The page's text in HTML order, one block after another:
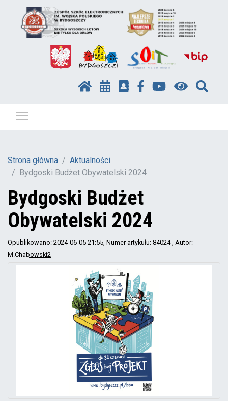
Strona główna
Aktualności
Bydgoski Budżet Obywatelski 2024
Bydgoski Budżet
Obywatelski 2024
Opublikowano: 2024-06-05 21:55, Numer artykułu: 84024, Autor:
M.Chabowski2